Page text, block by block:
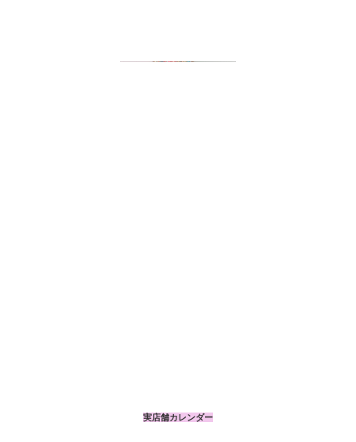
実店舗カレンダー